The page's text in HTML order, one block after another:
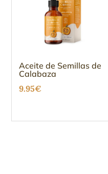
Aceite de Semillas de
Calabaza
9.95€